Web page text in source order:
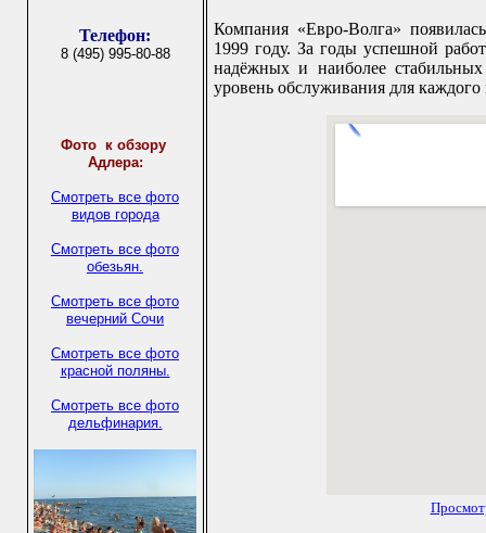
Телефон:
8 (495) 995-80-88
Фото к обзору
Адлера:
Смотреть все фото
видов города
Смотреть все фото
обезьян.
Смотреть все фото
вечерний Сочи
Смотреть все фото
красной поляны.
Смотреть все фото
дельфинария.
Компания «Евро-Волга»
1999 году. За годы успешной
надёжных и наиболее
уровень обслуживания для каждого